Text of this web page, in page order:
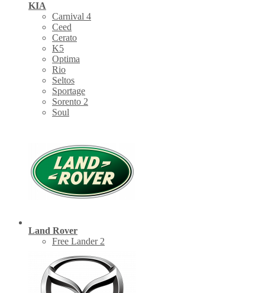
KIA
Carnival 4
Ceed
Cerato
K5
Optima
Rio
Seltos
Sportage
Sorento 2
Soul
Land Rover
Free Lander 2